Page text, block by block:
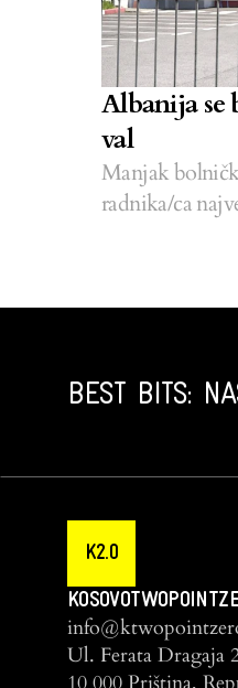
Albanija se
val
Manjak
radnika/ca
BEST BITS:
K2.0
Ul. Ferata Dragaja